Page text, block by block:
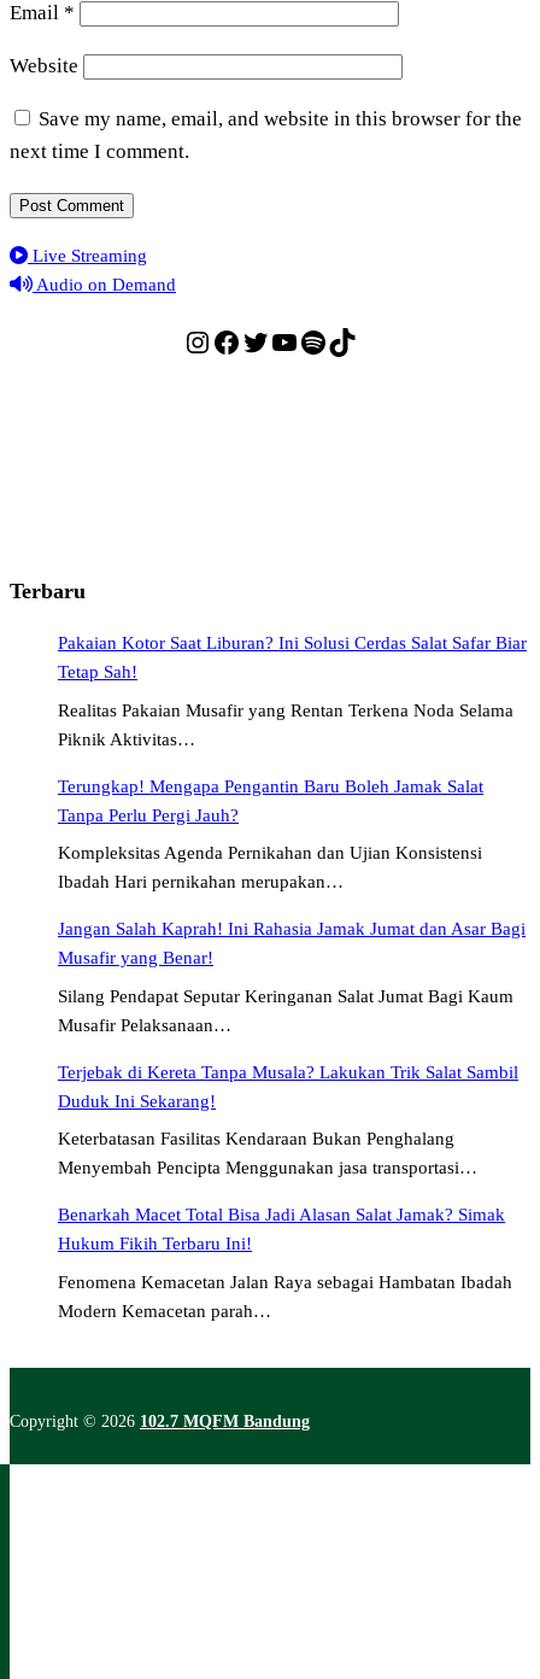
Email *
Website
Save my name, email, and website in this browser for the
next time I comment.
Live Streaming
Audio on Demand
Instagram
Facebook
Twitter
YouTube
Spotify
TikTok
Terbaru
Pakaian Kotor Saat Liburan? Ini Solusi Cerdas Salat Safar Biar
Tetap Sah!
Realitas Pakaian Musafir yang Rentan Terkena Noda Selama
Piknik Aktivitas…
Terungkap! Mengapa Pengantin Baru Boleh Jamak Salat
Tanpa Perlu Pergi Jauh?
Kompleksitas Agenda Pernikahan dan Ujian Konsistensi
Ibadah Hari pernikahan merupakan…
Jangan Salah Kaprah! Ini Rahasia Jamak Jumat dan Asar Bagi
Musafir yang Benar!
Silang Pendapat Seputar Keringanan Salat Jumat Bagi Kaum
Musafir Pelaksanaan…
Terjebak di Kereta Tanpa Musala? Lakukan Trik Salat Sambil
Duduk Ini Sekarang!
Keterbatasan Fasilitas Kendaraan Bukan Penghalang
Menyembah Pencipta Menggunakan jasa transportasi…
Benarkah Macet Total Bisa Jadi Alasan Salat Jamak? Simak
Hukum Fikih Terbaru Ini!
Fenomena Kemacetan Jalan Raya sebagai Hambatan Ibadah
Modern Kemacetan parah…
Copyright © 2026 102.7 MQFM Bandung